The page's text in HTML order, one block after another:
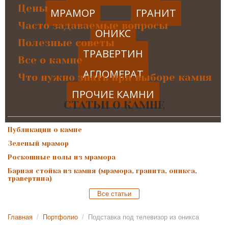
МРАМОР
ГРАНИТ
ОНИКС
ТРАВЕРТИН
АГЛОМЕРАТ
ПРОЧИЕ КАМНИ
Цены
Часто задаваемые вопросы
Полезные советы
Все о камне
Что нужно знать при выборе камня
СТАТЬИ О КАМНЕ
Публикации о камне
Зеленый мрамор
Роскошные полы из мрамора
Барная стойка из камня (мрамора, гранита, оникса,
травертина)
Все статьи
Главная / Портфолио / Подставка под телевизор из оникса